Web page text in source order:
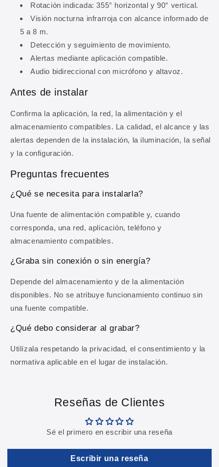
Rotación indicada: 355° horizontal y 90° vertical.
Visión nocturna infrarroja con alcance informado de
5 a 8 m.
Detección y seguimiento de movimiento.
Alertas mediante aplicación compatible.
Audio bidireccional con micrófono y altavoz.
Antes de instalar
Confirma la aplicación, la red, la alimentación y el
almacenamiento compatibles. La calidad, el alcance y las
alertas dependen de la instalación, la iluminación, la señal
y la configuración.
Preguntas frecuentes
¿Qué se necesita para instalarla?
Una fuente de alimentación compatible y, cuando
corresponda, una red, aplicación, teléfono y
almacenamiento compatibles.
¿Graba sin conexión o sin energía?
Depende del almacenamiento y de la alimentación
disponibles. No se atribuye funcionamiento continuo sin
una fuente compatible.
¿Qué debo considerar al grabar?
Utilízala respetando la privacidad, el consentimiento y la
normativa aplicable en el lugar de instalación.
Reseñas de Clientes
Sé el primero en escribir una reseña
Escribir una reseña
10% DE DESCUENTO
descuento en tu primera
compra
Ingresa tu correo para obtener 10% de
descuento en tu primera compra, además de
ofertas y novedades.
Correo electrónico
OBTENER MI 10% DE DESCUENTO
nuestraPolítica de privacidad